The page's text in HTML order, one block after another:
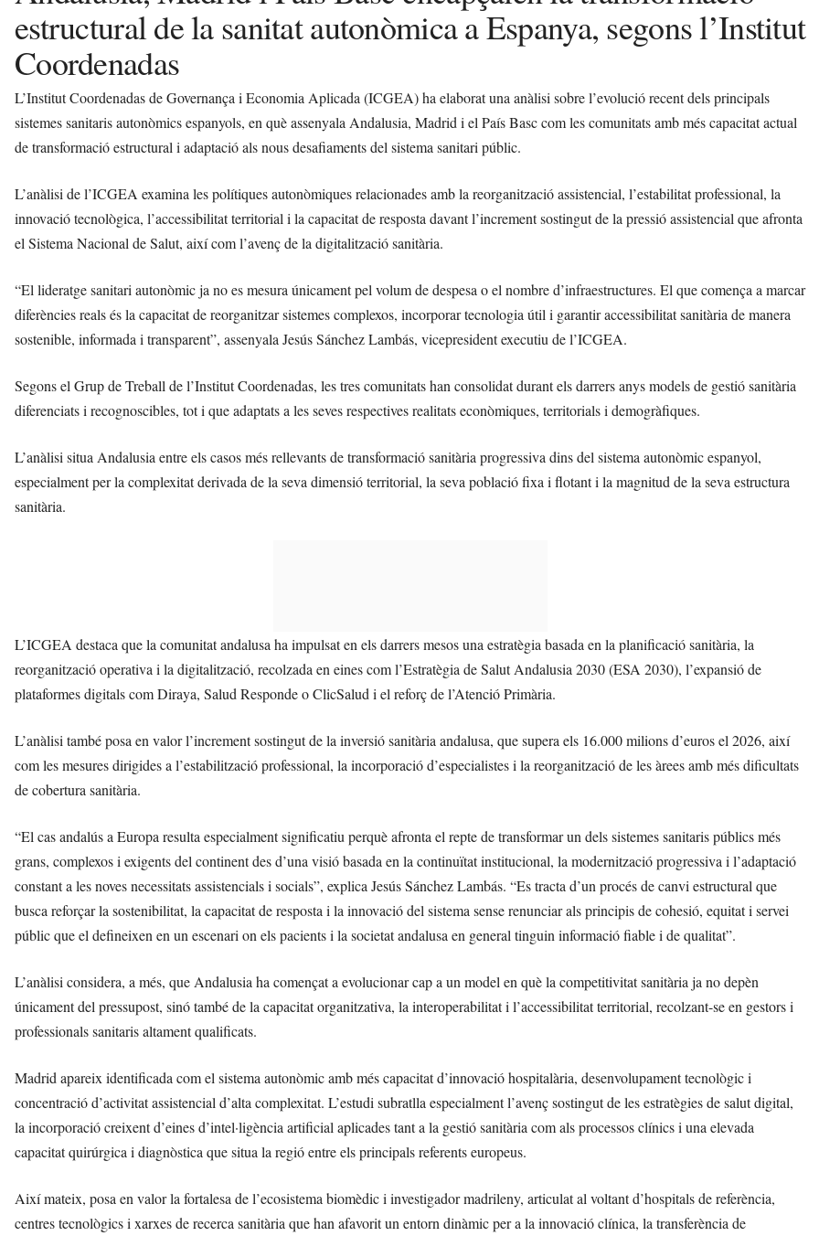
estructural de la sanitat autonòmica a Espanya, segons l’Institut
Coordenadas
L’Institut Coordenadas de Governança i Economia Aplicada (ICGEA) ha elaborat una anàlisi sobre l’evolució recent dels principals
sistemes sanitaris autonòmics espanyols, en què assenyala Andalusia, Madrid i el País Basc com les comunitats amb més capacitat actual
de transformació estructural i adaptació als nous desafiaments del sistema sanitari públic.
L’anàlisi de l’ICGEA examina les polítiques autonòmiques relacionades amb la reorganització assistencial, l’estabilitat professional, la
innovació tecnològica, l’accessibilitat territorial i la capacitat de resposta davant l’increment sostingut de la pressió assistencial que afronta
el Sistema Nacional de Salut, així com l’avenç de la digitalització sanitària.
“El lideratge sanitari autonòmic ja no es mesura únicament pel volum de despesa o el nombre d’infraestructures. El que comença a marcar
diferències reals és la capacitat de reorganitzar sistemes complexos, incorporar tecnologia útil i garantir accessibilitat sanitària de manera
sostenible, informada i transparent”, assenyala Jesús Sánchez Lambás, vicepresident executiu de l’ICGEA.
Segons el Grup de Treball de l’Institut Coordenadas, les tres comunitats han consolidat durant els darrers anys models de gestió sanitària
diferenciats i recognoscibles, tot i que adaptats a les seves respectives realitats econòmiques, territorials i demogràfiques.
L’anàlisi situa Andalusia entre els casos més rellevants de transformació sanitària progressiva dins del sistema autonòmic espanyol,
especialment per la complexitat derivada de la seva dimensió territorial, la seva població fixa i flotant i la magnitud de la seva estructura
sanitària.
L’ICGEA destaca que la comunitat andalusa ha impulsat en els darrers mesos una estratègia basada en la planificació sanitària, la
reorganització operativa i la digitalització, recolzada en eines com l’Estratègia de Salut Andalusia 2030 (ESA 2030), l’expansió de
plataformes digitals com Diraya, Salud Responde o ClicSalud i el reforç de l’Atenció Primària.
L’anàlisi també posa en valor l’increment sostingut de la inversió sanitària andalusa, que supera els 16.000 milions d’euros el 2026, així
com les mesures dirigides a l’estabilització professional, la incorporació d’especialistes i la reorganització de les àrees amb més dificultats
de cobertura sanitària.
“El cas andalús a Europa resulta especialment significatiu perquè afronta el repte de transformar un dels sistemes sanitaris públics més
grans, complexos i exigents del continent des d’una visió basada en la continuïtat institucional, la modernització progressiva i l’adaptació
constant a les noves necessitats assistencials i socials”, explica Jesús Sánchez Lambás. “Es tracta d’un procés de canvi estructural que
busca reforçar la sostenibilitat, la capacitat de resposta i la innovació del sistema sense renunciar als principis de cohesió, equitat i servei
públic que el defineixen en un escenari on els pacients i la societat andalusa en general tinguin informació fiable i de qualitat”.
L’anàlisi considera, a més, que Andalusia ha començat a evolucionar cap a un model en què la competitivitat sanitària ja no depèn
únicament del pressupost, sinó també de la capacitat organitzativa, la interoperabilitat i l’accessibilitat territorial, recolzant-se en gestors i
professionals sanitaris altament qualificats.
Madrid apareix identificada com el sistema autonòmic amb més capacitat d’innovació hospitalària, desenvolupament tecnològic i
concentració d’activitat assistencial d’alta complexitat. L’estudi subratlla especialment l’avenç sostingut de les estratègies de salut digital,
la incorporació creixent d’eines d’intel·ligència artificial aplicades tant a la gestió sanitària com als processos clínics i una elevada
capacitat quirúrgica i diagnòstica que situa la regió entre els principals referents europeus.
Així mateix, posa en valor la fortalesa de l’ecosistema biomèdic i investigador madrileny, articulat al voltant d’hospitals de referència,
centres tecnològics i xarxes de recerca sanitària que han afavorit un entorn dinàmic per a la innovació clínica, la transferència de